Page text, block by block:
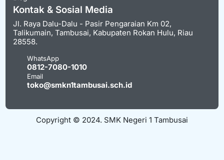
Kontak & Sosial Media
Jl. Raya Dalu-Dalu - Pasir Pengaraian Km 02,
Talikumain, Tambusai, Kabupaten Rokan Hulu, Riau
28558.
WhatsApp
0812-7080-1010
Email
toko@smkn1tambusai.sch.id
Copyright © 2024. SMK Negeri 1 Tambusai